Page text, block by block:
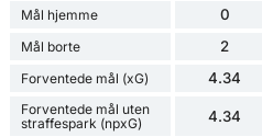
Mål hjemme 0
Mål borte 2
Forventede mål (xG) 4.34
Forventede mål uten
straffespark (npxG)
4.34